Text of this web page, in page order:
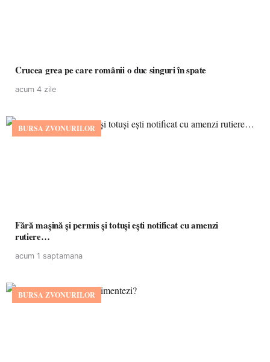
Crucea grea pe care românii o duc singuri în spate
acum 4 zile
BURSA ZVONURILOR
Fără mașină și permis și totuși ești notificat cu amenzi
rutiere…
acum 1 saptamana
BURSA ZVONURILOR